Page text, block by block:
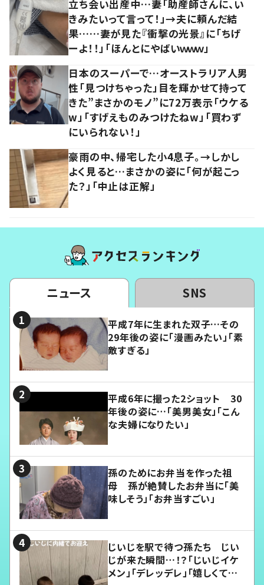
立ち会い出産中…妻「助産師さんに、い
きみたいって言って！」→夫に頼んだ結
果……妻が見た『衝撃の光景』に「ちげ
ーよ！！」「ほんとにやばいｗｗｗ」
日本のスーパーで…オーストラリア人男
性「見つけちゃった」目を輝かせて持って
きた”まさかのモノ”に72万表示「ウケる
w」「すげえものみつけたねw」「買わず
にいられない！」
豪雨の中、帰宅した小4息子。→しかし
よく見ると…まさかの姿に「何が起こっ
た？」「中止は正解」
ニュース SNS
平成7年に生まれた双子…その
29年後の姿に「漫画みたい」「素
敵すぎる」
平成6年に撮った2ショット 30
年後の姿に…「美男美女」「こん
な夫婦になりたい」
孫のためにお弁当を作った祖
母 孫が絶賛したお弁当に「美
味しそう」「お弁当すごい」
じいじを駅で待つ孫たち じい
じが来た瞬間…！？「じいじイケ
メン」「デレッデレ」「嬉しくて可